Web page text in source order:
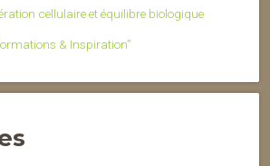
cellulaire et équilibre biologique
& Inspiration”